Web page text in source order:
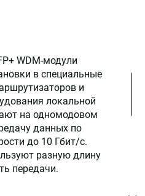
WDM-модули
в специальные
и
локальной
на одномодовом
данных по
до 10 Гбит/с.
разную длину
передачи.